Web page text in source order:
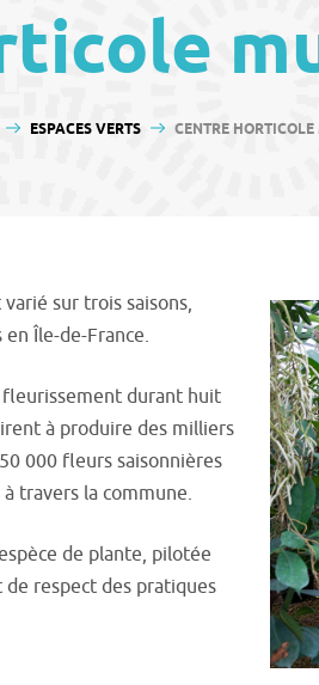
ESPACES VERTS CENTRE
sur trois saisons,
Île-de-France.
fleurissement durant huit
à produire des milliers
000 fleurs saisonnières
travers la commune.
de plante, pilotée
respect des pratiques